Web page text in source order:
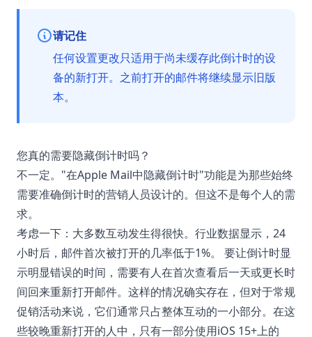
请记住
任何设置更改只适用于尚未缓存此倒计时的设
备的新打开。之前打开的邮件将继续显示旧版
本。
您真的需要隐藏倒计时吗？
不一定。"在Apple Mail中隐藏倒计时"功能是为那些始终
需要准确倒计时的营销人员设计的。但这不是每个人的需
求。
考虑一下：大多数互动发生得很快。行业数据显示，24
小时后，邮件首次被打开的几率低于1%。 要让倒计时显
示明显错误的时间，需要有人在首次查看后一天或更长时
间回来重新打开邮件。这样的情况确实存在，但对于常规
促销活动来说，它们通常只占整体互动的一小部分。在这
些较晚重新打开的人中，只有一部分使用iOS 15+上的